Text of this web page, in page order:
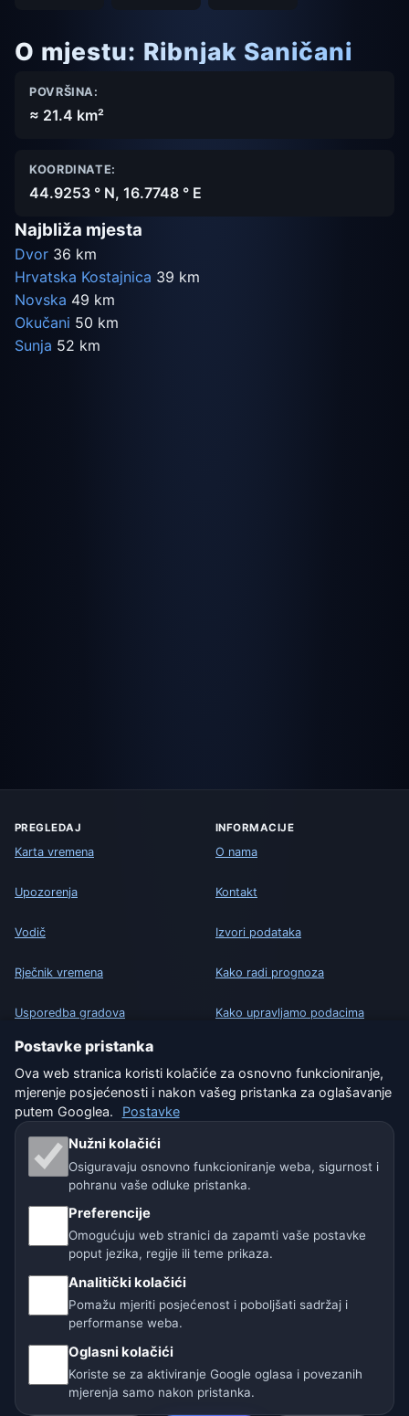
O mjestu: Ribnjak Saničani
POVRŠINA:
≈ 21.4 km²
KOORDINATE:
44.9253 ° N, 16.7748 ° E
Najbliža mjesta
Dvor 36 km
Hrvatska Kostajnica 39 km
Novska 49 km
Okučani 50 km
Sunja 52 km
PREGLEDAJ
Karta vremena
Upozorenja
Vodič
Rječnik vremena
Usporedba gradova
Vremenski widget
INFORMACIJE
O nama
Kontakt
Izvori podataka
Kako radi prognoza
Kako upravljamo podacima
PRAVNO
Zaštita privatnosti
Kolačići
Uvjeti korištenja
Isključenje odgovornosti
Pomažemo životinjama
Postavke
Postavke pristanka
Ova web stranica koristi kolačiće za osnovno funkcioniranje,
mjerenje posjećenosti i nakon vašeg pristanka za oglašavanje
putem Googlea.
Postavke
Nužni kolačići
Osiguravaju osnovno funkcioniranje weba, sigurnost i
pohranu vaše odluke pristanka.
Preferencije
Omogućuju web stranici da zapamti vaše postavke
poput jezika, regije ili teme prikaza.
Analitički kolačići
Pomažu mjeriti posjećenost i poboljšati sadržaj i
performanse weba.
Oglasni kolačići
Koriste se za aktiviranje Google oglasa i povezanih
mjerenja samo nakon pristanka.